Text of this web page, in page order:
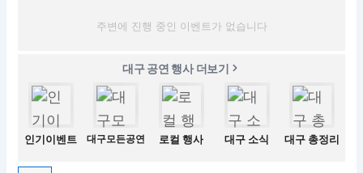
주변에 진행 중인 이벤트가 없습니다
대구 공연 행사 더보기
인기이벤트 대구모든공연 로컬 행사 대구 소식 대구 총정리